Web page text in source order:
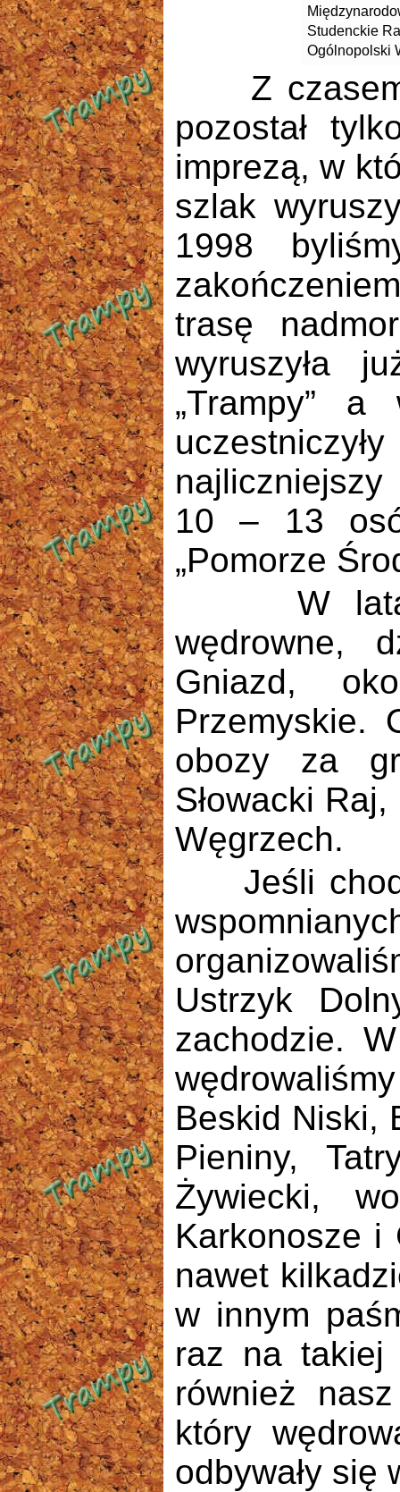
Studenckie
Ogólnopolski
Z czasem
pozostał
imprezą, w
szlak
1998
trasę
wyruszyła
„Trampy”
najliczniejszy
10 – 13
„Pomorze
W latach
wędrowne,
Gniazd,
Przemyskie.
obozy za
Słowacki
Węgrzech.
Jeśli
Ustrzyk
zachodzie.
Beskid Niski,
Pieniny,
Żywiecki,
Karkonosze i
nawet
w innym
raz na takiej
również
który
odbywały się